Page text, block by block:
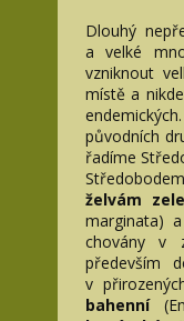
Dlouhý
a velké
vzniknout
místě a
původních
řadíme
želvám
marginata)
chovány v
především
v
bahenní